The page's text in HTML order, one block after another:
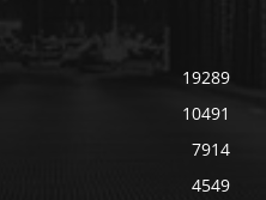
19289
10491
7914
4549